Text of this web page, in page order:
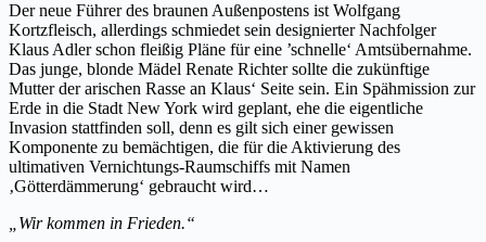
Der neue Führer des braunen Außenpostens ist Wolfgang
Kortzfleisch, allerdings schmiedet sein designierter Nachfolger
Klaus Adler schon fleißig Pläne für eine ’schnelle‘ Amtsübernahme.
Das junge, blonde Mädel Renate Richter sollte die zukünftige
Mutter der arischen Rasse an Klaus‘ Seite sein. Ein Spähmission zur
Erde in die Stadt New York wird geplant, ehe die eigentliche
Invasion stattfinden soll, denn es gilt sich einer gewissen
Komponente zu bemächtigen, die für die Aktivierung des
ultimativen Vernichtungs-Raumschiffs mit Namen
‚Götterdämmerung‘ gebraucht wird…
„Wir kommen in Frieden.“